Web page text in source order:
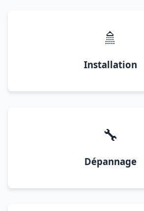
🚿
Installation
🔧
Dépannage